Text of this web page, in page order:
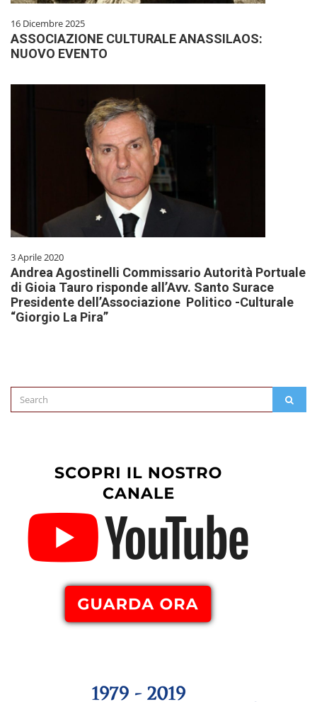
16 Dicembre 2025
ASSOCIAZIONE CULTURALE ANASSILAOS:
NUOVO EVENTO
3 Aprile 2020
Andrea Agostinelli Commissario Autorità Portuale
di Gioia Tauro risponde all’Avv. Santo Surace
Presidente dell’Associazione Politico -Culturale
“Giorgio La Pira”
Search
for: